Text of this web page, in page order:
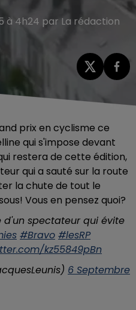
à 4h24 par La rédaction
prix en cyclisme ce
qui s'impose devant
restera de cette édition,
qui a sauté sur la route
la chute de tout le
Vous en pensez quoi?
d'un spectateur qui évite
#Bravo #lesRP
kz55849pBn
6 Septembre